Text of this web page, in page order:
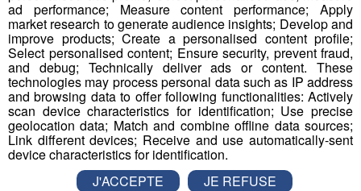
Mont Blanc Médias
Les travaux se poursuivent au gorges de l’Arly.
Après une nouvellemenace d’éboulement , la
départementale 1212 a été fermée, le 15 octobre
dernier, pour permettre au chantier actuel de
commencer :la falaise est en train d'être sécurisée
au niveau du tunnel des Cliets. Une galerie métallique
provisoire va également être installée.
ad performance; Measure content performance; Apply
market research to generate audience insights; Develop and
improve products; Create a personalised content profile;
Select personalised content; Ensure security, prevent fraud,
and debug; Technically deliver ads or content. These
technologies may process personal data such as IP address
and browsing data to offer following functionalities: Actively
scan device characteristics for identification; Use precise
geolocation data; Match and combine offline data sources;
Link different devices; Receive and use automatically-sent
device characteristics for identification.
J'ACCEPTE
JE REFUSE